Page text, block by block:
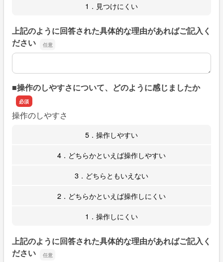
1．見つけにくい
上記のように回答された具体的な理由があればご記入く
ださい
上記のように回答された具体的な理由があればご記入くだ
■操作のしやすさについて、どのように感じましたか
操作のしやすさ
5．操作しやすい
4．どちらかといえば操作しやすい
3．どちらともいえない
2．どちらかといえば操作しにくい
1．操作しにくい
上記のように回答された具体的な理由があればご記入く
ださい